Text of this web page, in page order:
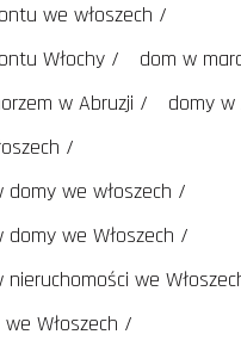
we włoszech
Włochy
dom w
w Abruzji
domy w
we włoszech
we Włoszech
we
Włoszech